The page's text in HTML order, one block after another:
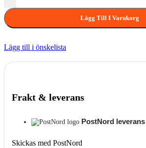
Lägg Till I Varukorg
Lägg till i önskelista
Frakt & leverans
PostNord leverans
Skickas med PostNord